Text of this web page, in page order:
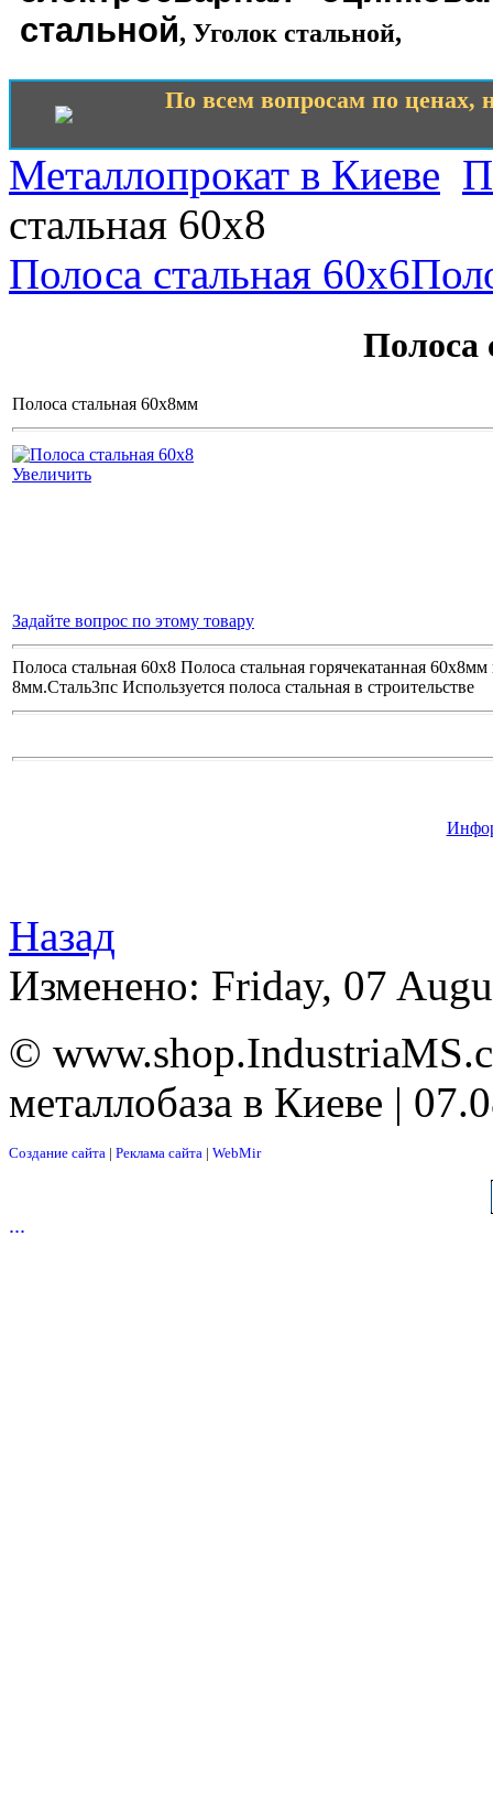
стальной, Уголок стальной,
По всем вопросам по ценах,
Металлопрокат в Киеве
стальная 60х8
Полоса стальная 60х6
Полоса
Полоса стальная 60х8мм
Увеличить
Задайте вопрос по этому товару
Полоса стальная 60х8 Полоса стальная горячекатанная
8мм.Сталь3пс Используется полоса стальная в строительстве
Назад
Изменено: Friday, 07
©
металлобаза в Киеве |
Создание сайта | Реклама сайта | WebMir
...